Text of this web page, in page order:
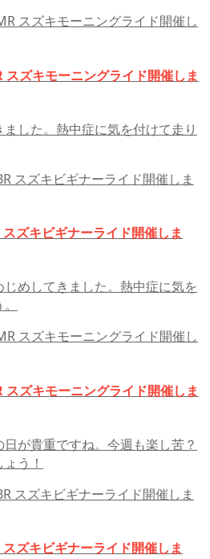
スズキモーニングライド開催しま
した。熱中症に気を付けて走り
ズキビギナーライド開催しま
めしてきました。熱中症に気を
スズキモーニングライド開催しま
が貴重ですね。今週も楽し苦？
う！
ズキビギナーライド開催しま